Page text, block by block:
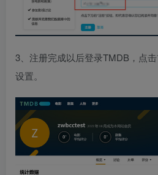
3、注册完成以后登录TMDB，点
设置。